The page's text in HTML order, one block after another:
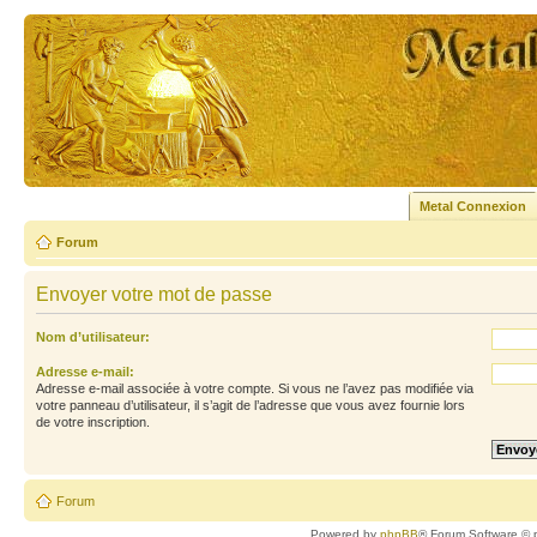
Metal Connexion
Forum
Envoyer votre mot de passe
Nom d’utilisateur:
Adresse e-mail:
Adresse e-mail associée à votre compte. Si vous ne l’avez pas modifiée via
votre panneau d’utilisateur, il s’agit de l’adresse que vous avez fournie lors
de votre inscription.
Forum
Powered byphpBB® Forum Software ©